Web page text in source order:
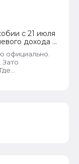
метров
члена
если в
и более
не может
с 21 июля
дохода и
по месту
официально.
Зато